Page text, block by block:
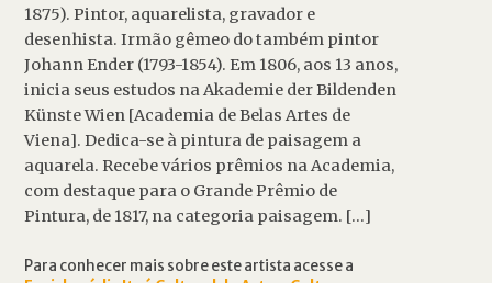
1875). Pintor, aquarelista, gravador e
desenhista. Irmão gêmeo do também pintor
Johann Ender (1793-1854). Em 1806, aos 13 anos,
inicia seus estudos na Akademie der Bildenden
Künste Wien [Academia de Belas Artes de
Viena]. Dedica-se à pintura de paisagem a
aquarela. Recebe vários prêmios na Academia,
com destaque para o Grande Prêmio de
Pintura, de 1817, na categoria paisagem. [...]
Para conhecer mais sobre este artista acesse a